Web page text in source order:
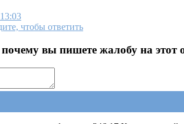
чтобы ответить
вы пишете жалобу на этот